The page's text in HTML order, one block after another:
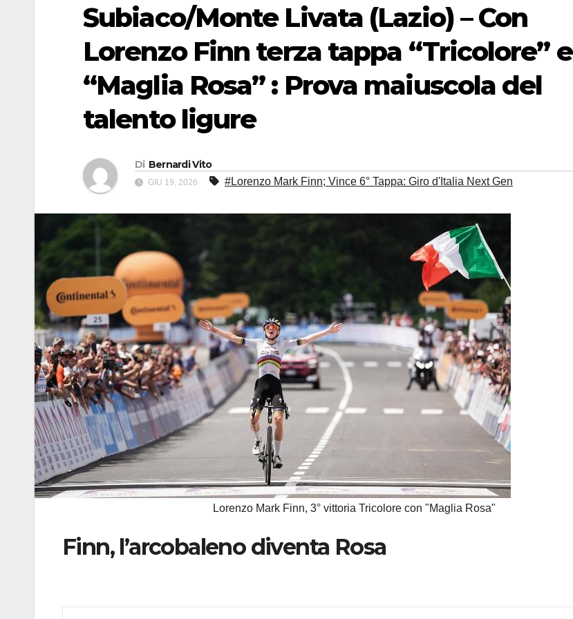
Subiaco/Monte Livata (Lazio) – Con
Lorenzo Finn terza tappa “Tricolore” e
“Maglia Rosa” : Prova maiuscola del
talento ligure
Di Bernardi Vito
GIU 19, 2026 #Lorenzo Mark Finn; Vince 6° Tappa: Giro d'Italia Next Gen
Lorenzo Mark Finn, 3° vittoria Tricolore con "Maglia Rosa"
Finn, l’arcobaleno diventa Rosa